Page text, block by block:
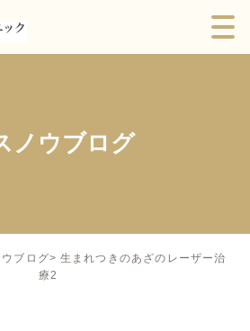
ノウブログ
ブログ
生まれつきのあざのレーザー治
療2